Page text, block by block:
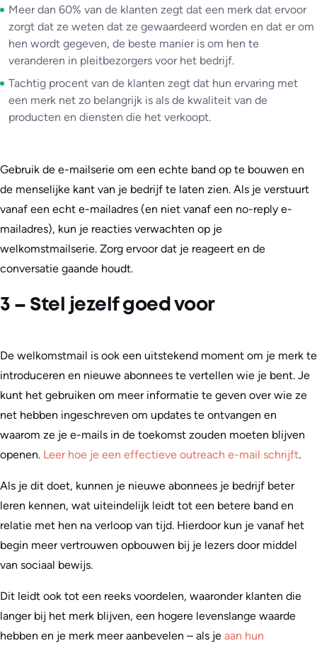
Meer dan 60% van de klanten zegt dat een merk dat ervoor
zorgt dat ze weten dat ze gewaardeerd worden en dat er om
hen wordt gegeven, de beste manier is om hen te
veranderen in pleitbezorgers voor het bedrijf.
Tachtig procent van de klanten zegt dat hun ervaring met
een merk net zo belangrijk is als de kwaliteit van de
producten en diensten die het verkoopt.
Gebruik de e-mailserie om een echte band op te bouwen en
de menselijke kant van je bedrijf te laten zien. Als je verstuurt
vanaf een echt e-mailadres (en niet vanaf een no-reply e-
mailadres), kun je reacties verwachten op je
welkomstmailserie. Zorg ervoor dat je reageert en de
conversatie gaande houdt.
3 – Stel jezelf goed voor
De welkomstmail is ook een uitstekend moment om je merk te
introduceren en nieuwe abonnees te vertellen wie je bent. Je
kunt het gebruiken om meer informatie te geven over wie ze
net hebben ingeschreven om updates te ontvangen en
waarom ze je e-mails in de toekomst zouden moeten blijven
openen. Leer hoe je een effectieve outreach e-mail schrijft.
Als je dit doet, kunnen je nieuwe abonnees je bedrijf beter
leren kennen, wat uiteindelijk leidt tot een betere band en
relatie met hen na verloop van tijd. Hierdoor kun je vanaf het
begin meer vertrouwen opbouwen bij je lezers door middel
van sociaal bewijs.
Dit leidt ook tot een reeks voordelen, waaronder klanten die
langer bij het merk blijven, een hogere levenslange waarde
hebben en je merk meer aanbevelen – als je aan hun